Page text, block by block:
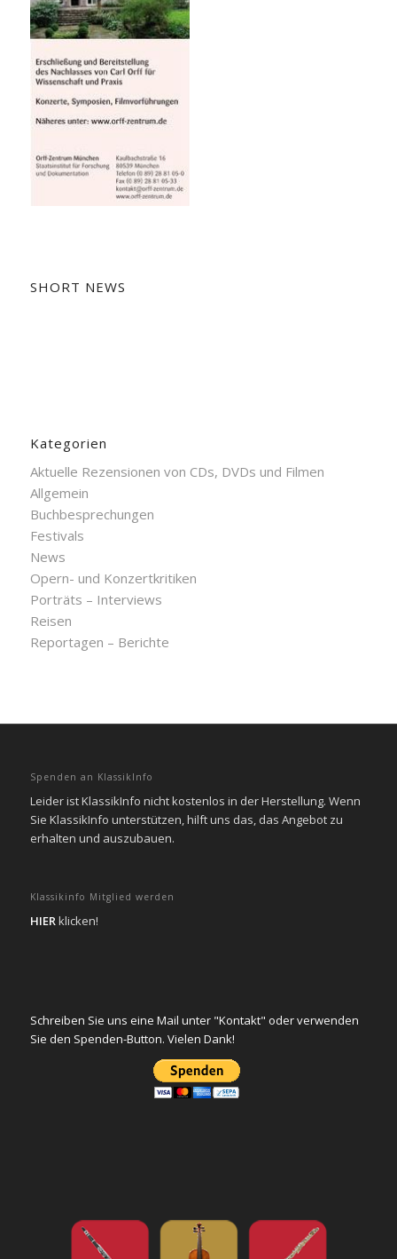
SHORT NEWS
Kategorien
Aktuelle Rezensionen von CDs, DVDs und Filmen
Allgemein
Buchbesprechungen
Festivals
News
Opern- und Konzertkritiken
Porträts – Interviews
Reisen
Reportagen – Berichte
Spenden an KlassikInfo
Leider ist KlassikInfo nicht kostenlos in der Herstellung. Wenn
Sie KlassikInfo unterstützen, hilft uns das, das Angebot zu
erhalten und auszubauen.
Klassikinfo Mitglied werden
HIERklicken!
Schreiben Sie uns eine Mail unter "Kontakt" oder verwenden
Sie den Spenden-Button. Vielen Dank!